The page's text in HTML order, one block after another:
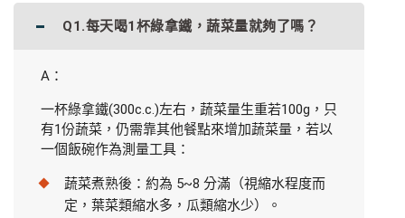
Q1.每天喝1杯綠拿鐵，蔬菜量就夠了嗎？
A：
一杯綠拿鐵(300c.c.)左右，蔬菜量生重若100g，只
有1份蔬菜，仍需靠其他餐點來增加蔬菜量，若以
一個飯碗作為測量工具：
蔬菜煮熟後：約為 5~8 分滿（視縮水程度而
定，葉菜類縮水多，瓜類縮水少）。